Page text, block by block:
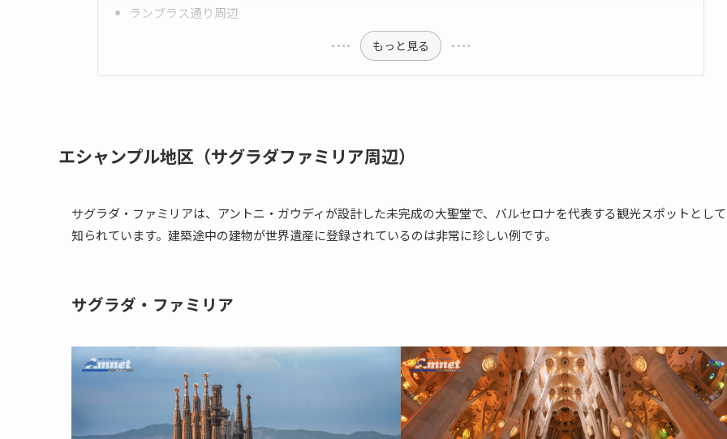
ランブラス通り周辺
もっと見る
エシャンプル地区（サグラダファミリア周辺）
サグラダ・ファミリアは、アントニ・ガウディが設計した未完成の大聖堂で、バルセロナを代表する観光スポットとして
知られています。建築途中の建物が世界遺産に登録されているのは非常に珍しい例です。
サグラダ・ファミリア